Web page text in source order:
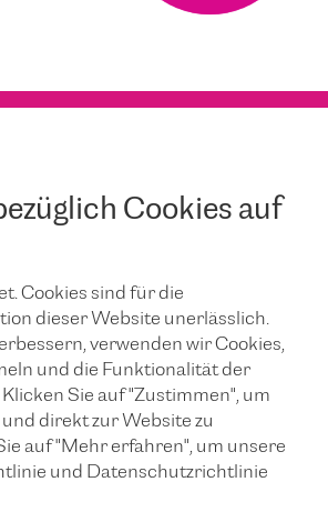
Cookies auf
Cookies sind für die
dieser Website unerlässlich.
verwenden wir Cookies,
und die Funktionalität der
Sie auf "Zustimmen", um
direkt zur Website zu
auf "Mehr erfahren", um unsere
und Datenschutzrichtlinie